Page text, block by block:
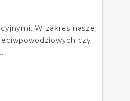
W zakres naszej
czy